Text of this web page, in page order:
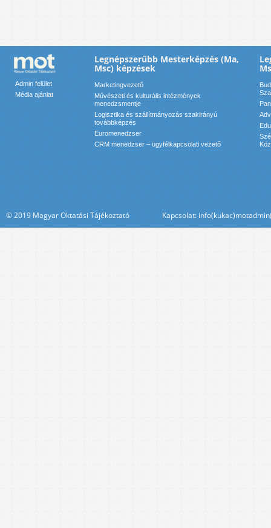
Admin felület
Média ajánlat
Legnépszerűbb Mesterképzés (Ma,
Msc) képzések
Marketingvezető
Művészeti és kulturális intézmények
menedzsmentje
Logisztika és szállítmányozás szakirányú
továbbképzés
Euromenedzser
CRM menedzser – ügyfélkapcsolati vezető
© 2019 Magyar Oktatási Tájékoztató Kapcsolat: